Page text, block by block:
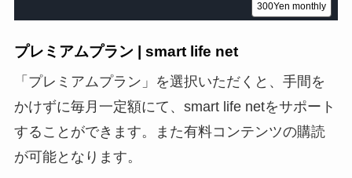
300Yen monthly
プレミアムプラン | smart life net
「プレミアムプラン」を選択いただくと、手間を
かけずに毎月一定額にて、smart life netをサポート
することができます。また有料コンテンツの購読
が可能となります。